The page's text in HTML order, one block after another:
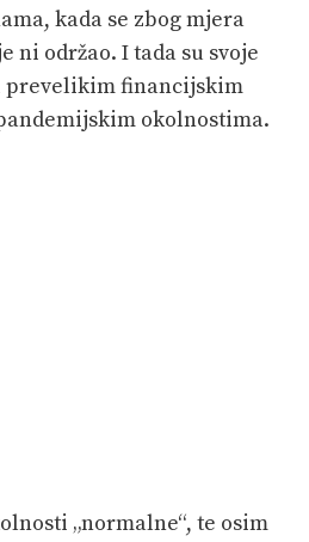
kada se zbog mjera
ni održao. I tada su svoje
prevelikim financijskim
okolnostima.
„normalne“, te osim